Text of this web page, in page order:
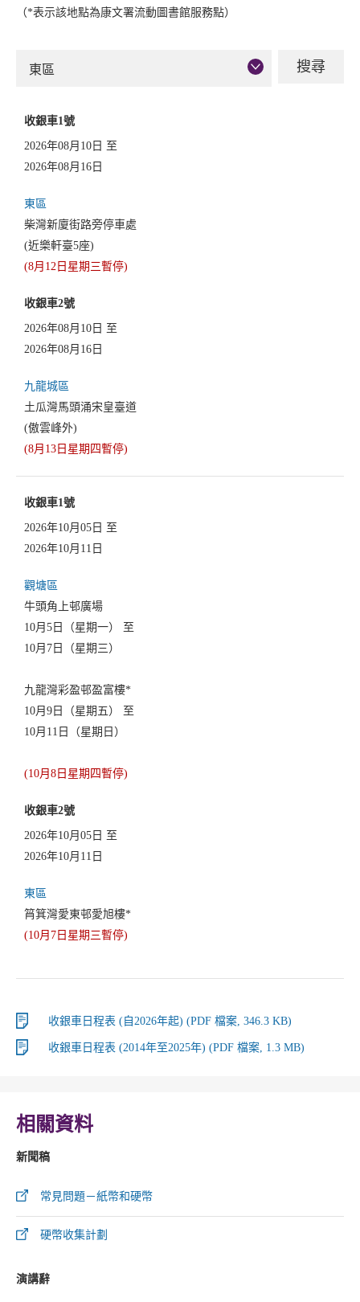
（*表示該地點為康文署流動圖書館服務點）
東區
收銀車1號
2026年08月10日 至
2026年08月16日
東區
柴灣新廈街路旁停車處
(近樂軒臺5座)
(8月12日星期三暫停)
收銀車2號
2026年08月10日 至
2026年08月16日
九龍城區
土瓜灣馬頭涌宋皇臺道
(傲雲峰外)
(8月13日星期四暫停)
收銀車1號
2026年10月05日 至
2026年10月11日
觀塘區
牛頭角上邨廣場
10月5日（星期一） 至
10月7日（星期三）
九龍灣彩盈邨盈富樓*
10月9日（星期五） 至
10月11日（星期日）
(10月8日星期四暫停)
收銀車2號
2026年10月05日 至
2026年10月11日
東區
筲箕灣愛東邨愛旭樓*
(10月7日星期三暫停)
收銀車日程表 (自2026年起) (PDF 檔案, 346.3 KB)
收銀車日程表 (2014年至2025年) (PDF 檔案, 1.3 MB)
相關資料
新聞稿
常見問題－紙幣和硬幣
硬幣收集計劃
演講辭